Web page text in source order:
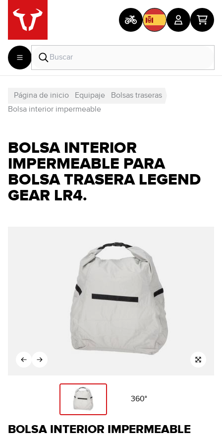
Página de inicio Equipaje
Bolsas traseras
Bolsa interior impermeable
BOLSA INTERIOR
IMPERMEABLE PARA
BOLSA TRASERA LEGEND
GEAR LR4.
360°
BOLSA INTERIOR IMPERMEABLE